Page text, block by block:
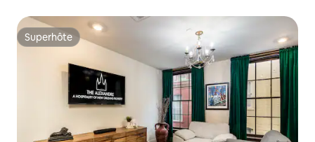
Superhôte
Superhôte